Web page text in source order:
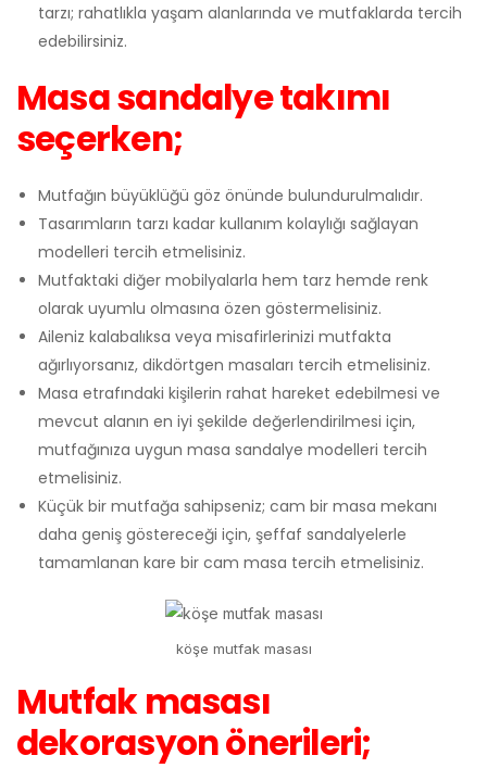
tarzı; rahatlıkla yaşam alanlarında ve mutfaklarda tercih
edebilirsiniz.
Masa sandalye takımı
seçerken;
Mutfağın büyüklüğü göz önünde bulundurulmalıdır.
Tasarımların tarzı kadar kullanım kolaylığı sağlayan
modelleri tercih etmelisiniz.
Mutfaktaki diğer mobilyalarla hem tarz hemde renk
olarak uyumlu olmasına özen göstermelisiniz.
Aileniz kalabalıksa veya misafirlerinizi mutfakta
ağırlıyorsanız, dikdörtgen masaları tercih etmelisiniz.
Masa etrafındaki kişilerin rahat hareket edebilmesi ve
mevcut alanın en iyi şekilde değerlendirilmesi için,
mutfağınıza uygun masa sandalye modelleri tercih
etmelisiniz.
Küçük bir mutfağa sahipseniz; cam bir masa mekanı
daha geniş göstereceği için, şeffaf sandalyelerle
tamamlanan kare bir cam masa tercih etmelisiniz.
köşe mutfak masası
Mutfak masası
dekorasyon önerileri;